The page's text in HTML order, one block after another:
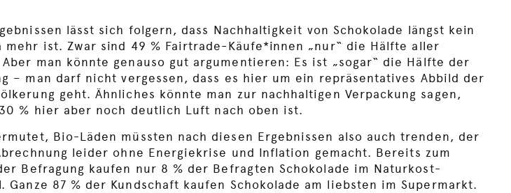
lässt sich folgern, dass Nachhaltigkeit von Schokolade längst kein
mehr ist. Zwar sind 49 % Fairtrade-Käufe*innen „nur“ die Hälfte aller
man könnte genauso gut argumentieren: Es ist „sogar“ die Hälfte der
– man darf nicht vergessen, dass es hier um ein repräsentatives Abbild der
geht. Ähnliches könnte man zur nachhaltigen Verpackung sagen,
% hier aber noch deutlich Luft nach oben ist.
Bio-Läden müssten nach diesen Ergebnissen also auch trenden, der
leider ohne Energiekrise und Inflation gemacht. Bereits zum
Befragung kaufen nur 8 % der Befragten Schokolade im Naturkost-
Ganze 87 % der Kundschaft kaufen Schokolade am liebsten im Supermarkt.